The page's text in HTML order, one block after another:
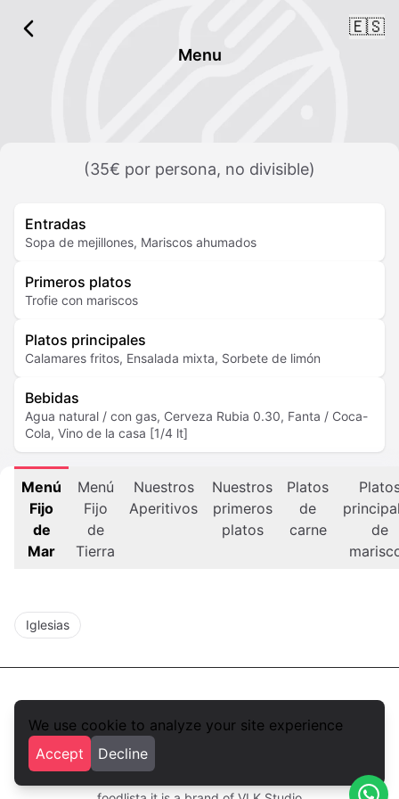
We use cookie to analyze your site experience
Accept
Decline
🇪🇸
Menu
(35€ por persona, no divisible)
Entradas
Sopa de mejillones, Mariscos ahumados
Primeros platos
Trofie con mariscos
Platos principales
Calamares fritos, Ensalada mixta, Sorbete de limón
Bebidas
Agua natural / con gas, Cerveza Rubia 0.30, Fanta / Coca-
Cola, Vino de la casa [1/4 lt]
Menú
Fijo
de
Mar
Menú
Fijo
de
Tierra
Nuestros
Aperitivos
Nuestros
primeros
platos
Platos
de
carne
de
Iglesias